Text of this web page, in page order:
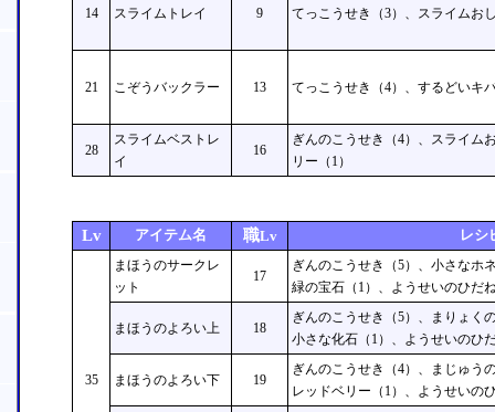
14 スライムトレイ 9 てっこうせき（3）、スライムお
21 こぞうバックラー 13 てっこうせき（4）、するどいキ
28
スライムベストレ
イ
16
ぎんのこうせき（4）、スライム
リー（1）
Lv アイテム名 職Lv レシ
35
まほうのサークレ
ット
17
ぎんのこうせき（5）、小さなホ
緑の宝石（1）、ようせいのひだ
まほうのよろい上 18
ぎんのこうせき（5）、まりょく
小さな化石（1）、ようせいのひ
まほうのよろい下 19
ぎんのこうせき（4）、まじゅう
レッドベリー（1）、ようせいの